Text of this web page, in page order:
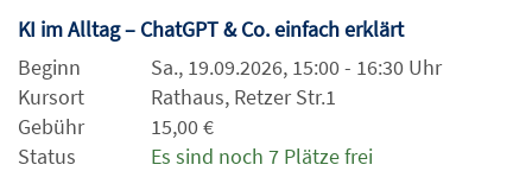
KI im Alltag – ChatGPT & Co. einfach erklärt
Beginn
Sa., 19.09.2026, 15:00 - 16:30 Uhr
Kursort
Rathaus, Retzer Str.1
Gebühr
15,00 €
Status
Es sind noch 7 Plätze frei